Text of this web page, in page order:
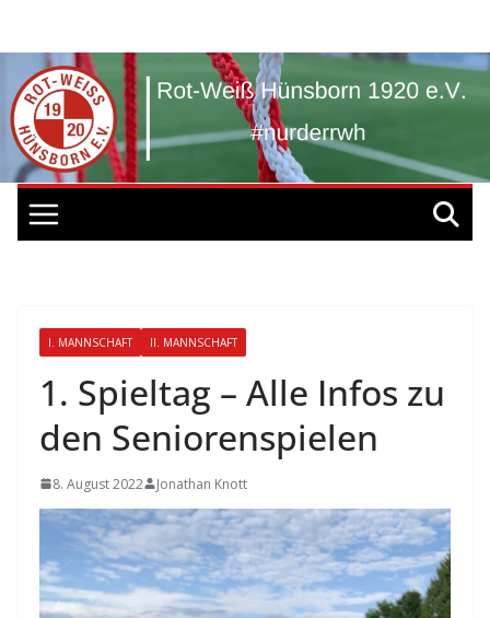
springen
I. MANNSCHAFT II. MANNSCHAFT
1. Spieltag – Alle Infos zu
den Seniorenspielen
8. August 2022 Jonathan Knott